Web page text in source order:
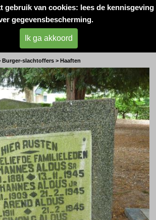
gebruik van cookies: lees de kennisgeving
gegevensbescherming.
Ik ga akkoord
West- Betuwe
en mevr. Talens
Burger-slachtoffers > Haaften